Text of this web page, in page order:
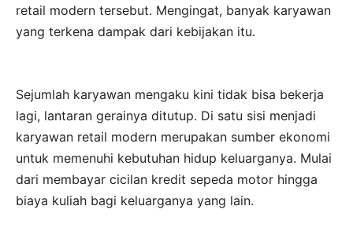
retail modern tersebut. Mengingat, banyak karyawan
yang terkena dampak dari kebijakan itu.
Sejumlah karyawan mengaku kini tidak bisa bekerja
lagi, lantaran gerainya ditutup. Di satu sisi menjadi
karyawan retail modern merupakan sumber ekonomi
untuk memenuhi kebutuhan hidup keluarganya. Mulai
dari membayar cicilan kredit sepeda motor hingga
biaya kuliah bagi keluarganya yang lain.